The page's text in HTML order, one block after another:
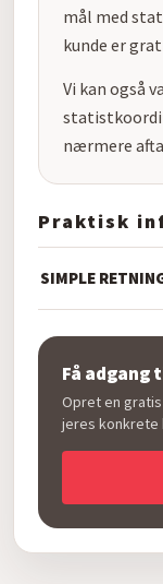
mål med
kunde er
Vi kan også
nærmere
Praktisk
SIMPLE
Få adgang
Opret en
jeres konkrete